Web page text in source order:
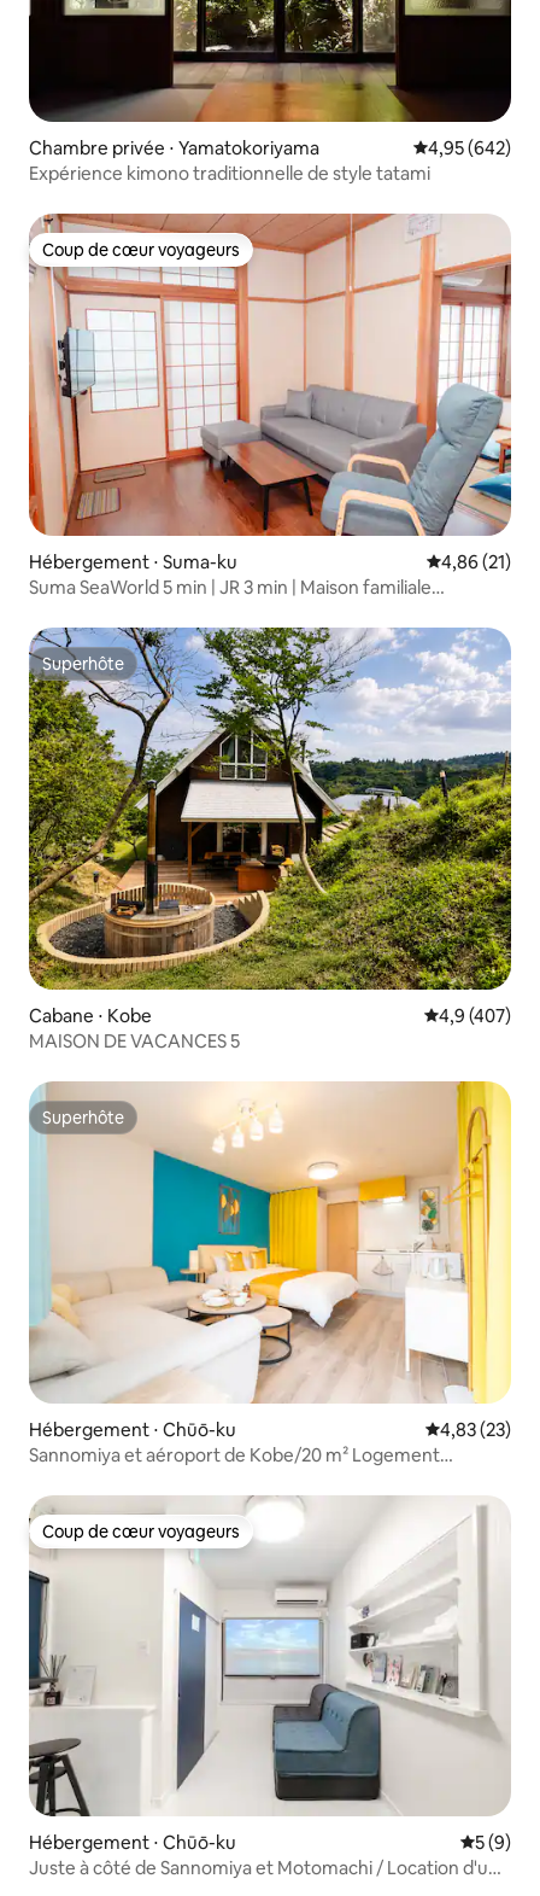
Chambre privée ⋅ Yamatokoriyama Évaluation
4,95 (642)
Expérience kimono traditionnelle de style tatami
Coup de cœur voyageurs
Coup de cœur voyageurs
Hébergement ⋅ Suma-ku Évaluation
4,86 (21)
Suma SeaWorld 5 min | JR 3 min | Maison familiale
Superhôte
Superhôte
Cabane ⋅ Kobe Évaluation
4,9 (407)
MAISON DE VACANCES 5
Superhôte
Superhôte
Hébergement ⋅ Chūō-ku Évaluation
4,83 (23)
Sannomiya et aéroport de Kobe/20 m² Logement
Coup de cœur voyageurs
Coup de cœur voyageurs
Hébergement ⋅ Chūō-ku
5 (9)
Juste à côté de Sannomiya et Motomachi / Location d'une